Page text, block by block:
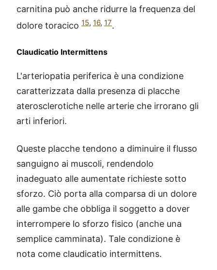
carnitina può anche ridurre la frequenza del
dolore toracico 15, 16, 17.
Claudicatio Intermittens
L'arteriopatia periferica è una condizione
caratterizzata dalla presenza di placche
aterosclerotiche nelle arterie che irrorano gli
arti inferiori.
Queste placche tendono a diminuire il flusso
sanguigno ai muscoli, rendendolo
inadeguato alle aumentate richieste sotto
sforzo. Ciò porta alla comparsa di un dolore
alle gambe che obbliga il soggetto a dover
interrompere lo sforzo fisico (anche una
semplice camminata). Tale condizione è
nota come claudicatio intermittens.